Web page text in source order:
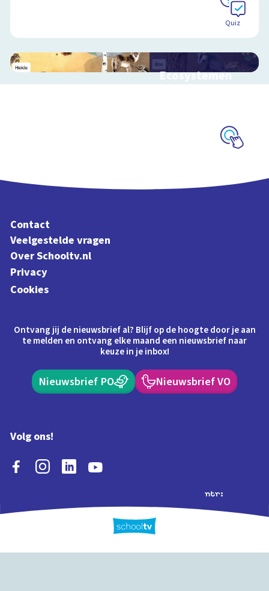
Quiz
Ecosystemen
Interactieve
Contact
Veelgestelde vragen
Over Schooltv.nl
Privacy
Cookies
Ontvang jij de nieuwsbrief al? Blijf op de hoogte door je aan
te melden en ontvang elke maand een nieuwsbrief naar
keuze in je inbox!
Nieuwsbrief PO Nieuwsbrief VO
Volg ons!